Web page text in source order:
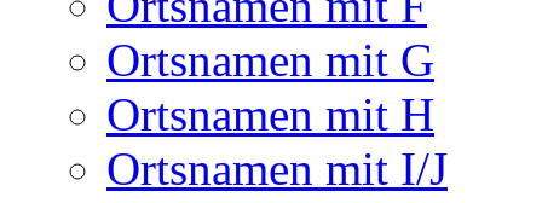
Ortsnamen mit G
Ortsnamen mit H
Ortsnamen mit I/J